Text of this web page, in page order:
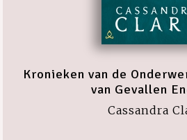
Kronieken van de
van Gevallen
Cassandra